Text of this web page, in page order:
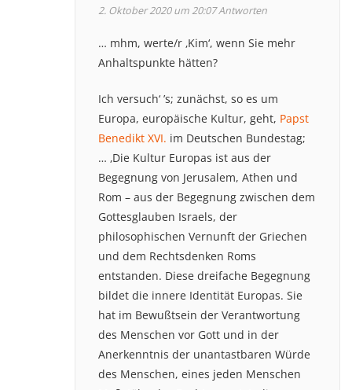
2. Oktober 2020 um 20:07Antworten
… mhm, werte/r ‚Kim‘, wenn Sie mehr
Anhaltspunkte hätten?
Ich versuch‘ ’s; zunächst, so es um
Europa, europäische Kultur, geht, Papst
Benedikt XVI. im Deutschen Bundestag;
… ‚Die Kultur Europas ist aus der
Begegnung von Jerusalem, Athen und
Rom – aus der Begegnung zwischen dem
Gottesglauben Israels, der
philosophischen Vernunft der Griechen
und dem Rechtsdenken Roms
entstanden. Diese dreifache Begegnung
bildet die innere Identität Europas. Sie
hat im Bewußtsein der Verantwortung
des Menschen vor Gott und in der
Anerkenntnis der unantastbaren Würde
des Menschen, eines jeden Menschen